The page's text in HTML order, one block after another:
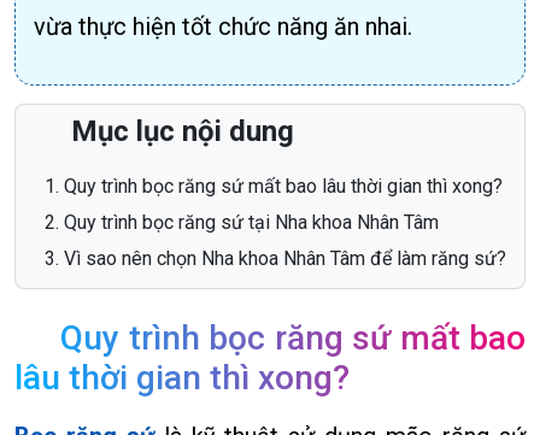
vừa thực hiện tốt chức năng ăn nhai.
Mục lục nội dung
Quy trình bọc răng sứ mất bao lâu thời gian thì xong?
Quy trình bọc răng sứ tại Nha khoa Nhân Tâm
Vì sao nên chọn Nha khoa Nhân Tâm để làm răng sứ?
Quy trình bọc răng sứ mất bao
lâu thời gian thì xong?